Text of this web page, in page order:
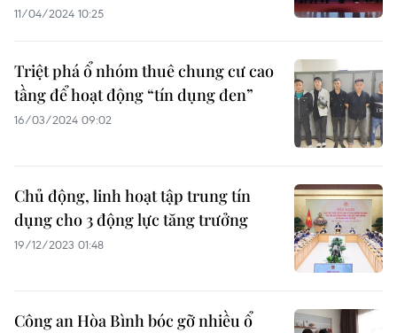
11/04/2024 10:25
Triệt phá ổ nhóm thuê chung cư cao
tầng để hoạt động “tín dụng đen”
16/03/2024 09:02
Chủ động, linh hoạt tập trung tín
dụng cho 3 động lực tăng trưởng
19/12/2023 01:48
Công an Hòa Bình bóc gỡ nhiều ổ